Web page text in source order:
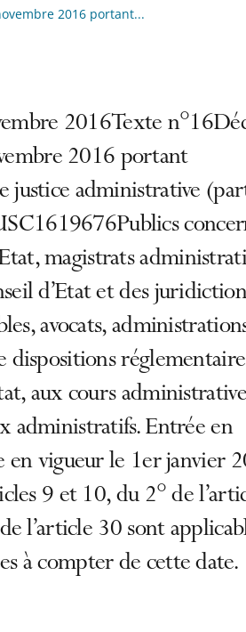
2016 portant...
2016Texte
2016 portant
justice administrative
magistrats
d’Etat et des
avocats,
aux cours
administratifs. Entrée en
en vigueur le 1er janvier
9 et 10, du 2° de
l’article 30 sont
à compter de cette date.